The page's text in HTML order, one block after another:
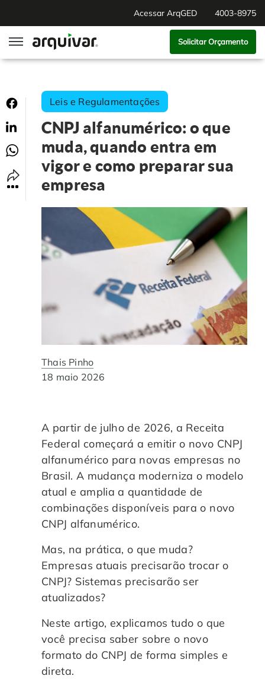
Acessar ArqGED 4003-8975
ArqSign
Gestão de Documentos
Digitalização
Software para BPM
Automação de Processos
Educação Corporativa
Gerenciamento de NF-e
Adequação à LGPD
Auditoria de Processos
Transformação Digital
Gestão do Departamento Pessoal
Controle e Organização de Documentos Físicos
Guarda de Documentos
Segmentos
RH Digital
Agronegócio
Hospitais e Clínicas
Instituições de Ensino
Departamento Pessoal
Departamento Financeiro
Institucional
Sobre Nós
Cases de Sucesso
Nossas Unidades
Blog
Trabalhe Conosco
O QUE NOS DIFERENCIA? DESCUBRA
Solicitar Orçamento
Leis e Regulamentações
CNPJ alfanumérico: o que
muda, quando entra em
vigor e como preparar sua
empresa
Thais Pinho
18 maio 2026
A partir de julho de 2026, a Receita
Federal começará a emitir o novo CNPJ
alfanumérico para novas empresas no
Brasil. A mudança moderniza o modelo
atual e amplia a quantidade de
combinações disponíveis para o novo
CNPJ alfanumérico.
Mas, na prática, o que muda?
Empresas atuais precisarão trocar o
CNPJ? Sistemas precisarão ser
atualizados?
Neste artigo, explicamos tudo o que
você precisa saber sobre o novo
formato do CNPJ de forma simples e
direta.